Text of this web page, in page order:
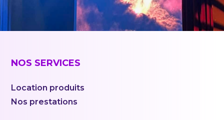
NOS SERVICES
Location produits
Nos prestations